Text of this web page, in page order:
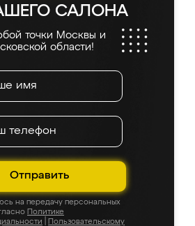
САЛОНА
точки Москвы и
области!
Отправить
на передачу персональных
Политике
Пользовательскому